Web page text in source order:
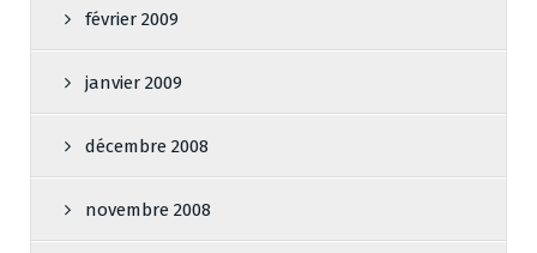
février 2009
janvier 2009
décembre 2008
novembre 2008